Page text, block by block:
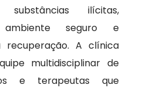
ilícitas,
seguro e
A clínica
multidisciplinar de
e terapeutas que